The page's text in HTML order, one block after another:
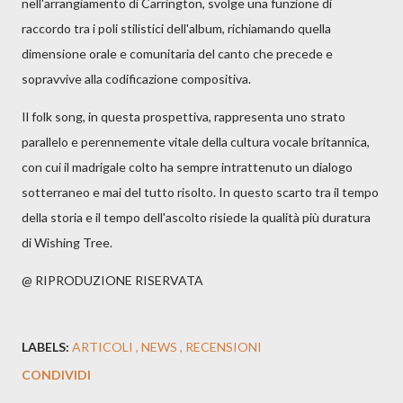
nell'arrangiamento di Carrington, svolge una funzione di
raccordo tra i poli stilistici dell'album, richiamando quella
dimensione orale e comunitaria del canto che precede e
sopravvive alla codificazione compositiva.
Il folk song, in questa prospettiva, rappresenta uno strato
parallelo e perennemente vitale della cultura vocale britannica,
con cui il madrigale colto ha sempre intrattenuto un dialogo
sotterraneo e mai del tutto risolto. In questo scarto tra il tempo
della storia e il tempo dell'ascolto risiede la qualità più duratura
di Wishing Tree.
@ RIPRODUZIONE RISERVATA
LABELS: ARTICOLI NEWS
RECENSIONI
CONDIVIDI